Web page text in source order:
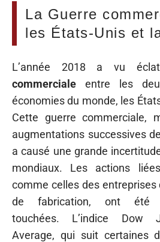
La Guerre
les États-Unis et
L’année 2018 a vu
commerciale entre les
économies du monde, les
Cette guerre commerciale,
augmentations successives
a causé une grande
mondiaux. Les actions
comme celles des
de fabrication, ont été
touchées. L’indice Dow
Average, qui suit certaines